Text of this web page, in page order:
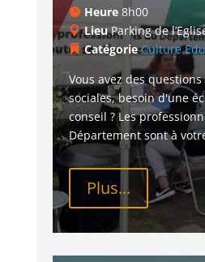
Heure 8h00
LieuParking de
CatégorieCulture
Vous avez des
sociales, besoin d'une
conseil ? Les
Département sont à
Plus...